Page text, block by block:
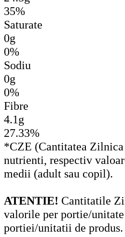
35%
Saturate
0g
0%
Sodiu
0g
0%
Fibre
4.1g
27.33%
*CZE (Cantitatea
nutrienti, respectiv
medii (adult sau copil).
ATENTIE! Cantitatile
valorile per portie/
portiei/unitatii de